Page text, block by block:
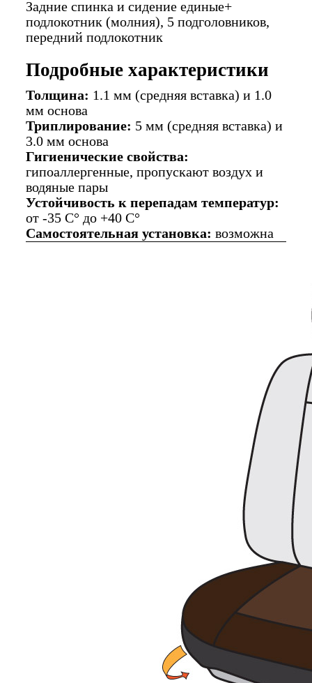
Задние спинка и сидение единые+
подлокотник (молния), 5 подголовников,
передний подлокотник
Подробные характеристики
Толщина: 1.1 мм (средняя вставка) и 1.0
мм основа
Триплирование: 5 мм (средняя вставка) и
3.0 мм основа
Гигиенические свойства:
гипоаллергенные, пропускают воздух и
водяные пары
Устойчивость к перепадам температур:
от -35 C° до +40 C°
Самостоятельная установка: возможна